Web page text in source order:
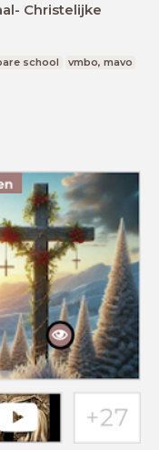
Christelijke
school
vmbo, mavo